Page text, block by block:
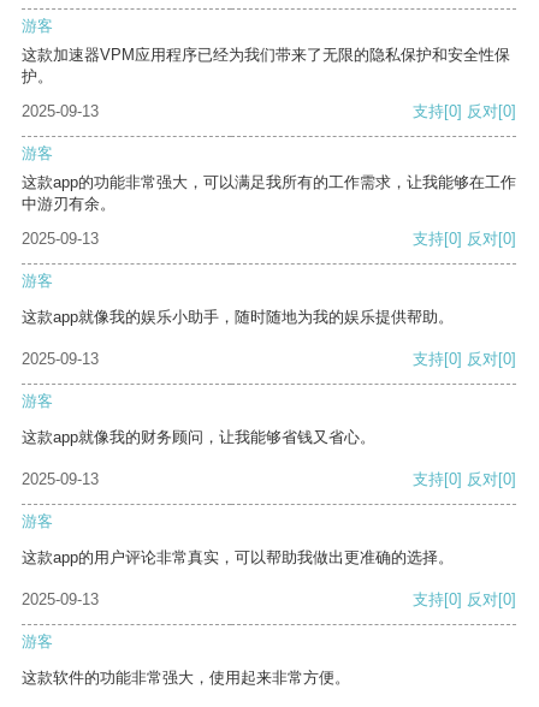
游客
这款加速器VPM应用程序已经为我们带来了无限的隐私保护和安全性保
护。
2025-09-13
支持[0] 反对[0]
游客
这款app的功能非常强大，可以满足我所有的工作需求，让我能够在工作
中游刃有余。
2025-09-13
支持[0] 反对[0]
游客
这款app就像我的娱乐小助手，随时随地为我的娱乐提供帮助。
2025-09-13 支持[0] 反对[0]
游客
这款app就像我的财务顾问，让我能够省钱又省心。
2025-09-13 支持[0] 反对[0]
游客
这款app的用户评论非常真实，可以帮助我做出更准确的选择。
2025-09-13 支持[0] 反对[0]
游客
这款软件的功能非常强大，使用起来非常方便。